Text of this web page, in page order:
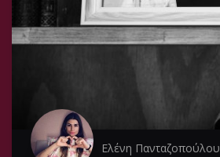
Ελένη Πανταζοπούλου